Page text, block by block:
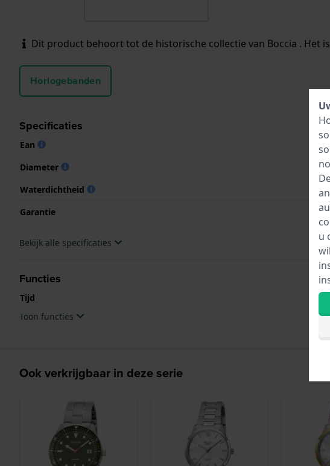
Dit product behoort tot de historische collectie van Boccia . Het
Horlogebanden
Specificaties
Ean
Diameter
Waterdichtheid
Garantie
Bekijk alle specificaties
Functies
Tijd
Toon functies
Ook verkrijgbaar in deze serie
u